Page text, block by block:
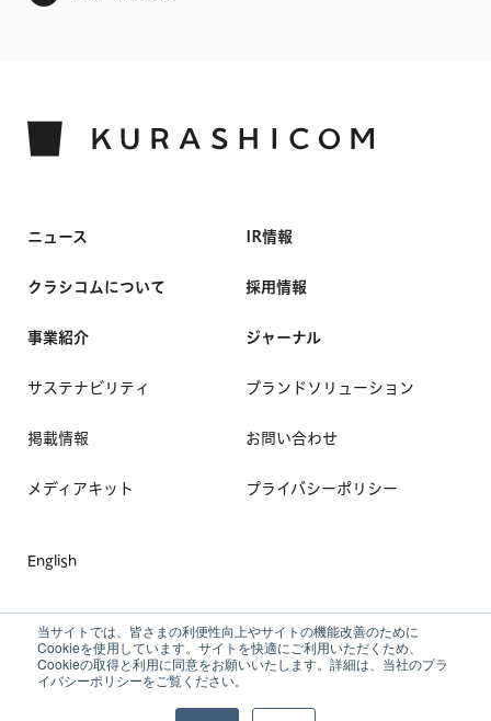
当サイトでは、皆さまの利便性向上やサイトの機能改善のために
Cookieを使用しています。サイトを快適にご利用いただくため、
Cookieの取得と利用に同意をお願いいたします。詳細は、当社のプラ
イバシーポリシーをご覧ください。
ニュース
クラシコムについて
事業紹介
IR情報
採用情報
ジャーナル
サステナビリティ
掲載情報
メディアキット
ブランドソリューション
お問い合わせ
プライバシーポリシー
English
© Kurashicom inc. All Rights Reserved.